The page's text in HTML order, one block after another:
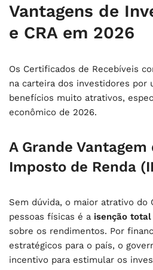
Vantagens de
e CRA em 2026
Os Certificados de Recebíveis
na carteira dos investidores por
benefícios muito atrativos,
econômico de 2026.
A Grande
Imposto de Renda
Sem dúvida, o maior atrativo do
pessoas físicas é a isenção
sobre os rendimentos. Por
estratégicos para o país, o
incentivo para estimular os